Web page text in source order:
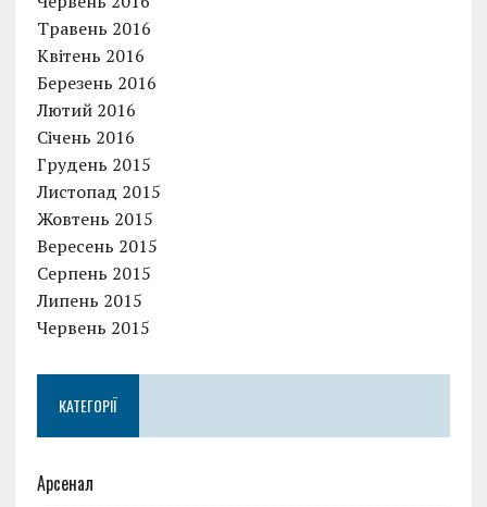
Травень 2016
Квітень 2016
Березень 2016
Лютий 2016
Січень 2016
Грудень 2015
Листопад 2015
Жовтень 2015
Вересень 2015
Серпень 2015
Липень 2015
Червень 2015
КАТЕГОРІЇ
Арсенал